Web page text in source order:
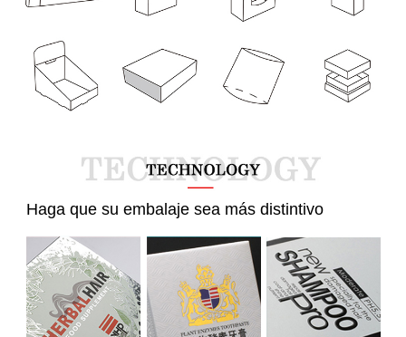
  Haga que su embalaje sea más distintivo